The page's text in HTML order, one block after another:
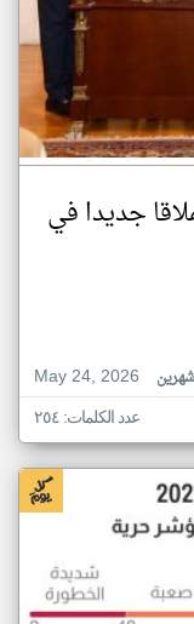
جديدا في
May 24, 2026
عدد الكلمات: ٢٥٤